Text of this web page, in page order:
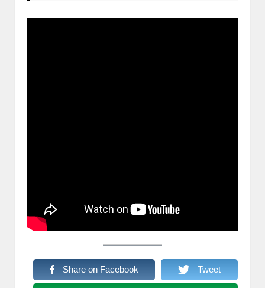
Share on Facebook Tweet